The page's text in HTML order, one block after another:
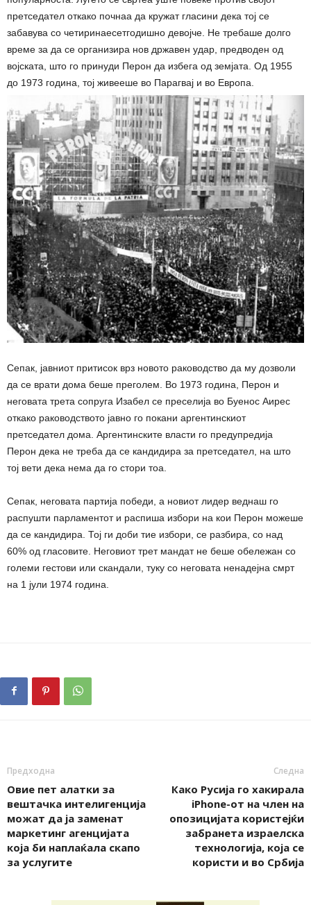
претседател откако почнаа да кружат гласини дека тој се
забавува со четиринаесетгодишно девојче. Не требаше долго
време за да се организира нов државен удар, предводен од
војската, што го принуди Перон да избега од земјата. Од 1955
до 1973 година, тој живееше во Парагвај и во Европа.
Сепак, јавниот притисок врз новото раководство да му дозволи
да се врати дома беше преголем. Во 1973 година, Перон и
неговата трета сопруга Изабел се преселија во Буенос Аирес
откако раководството јавно го покани аргентинскиот
претседател дома. Аргентинските власти го предупредија
Перон дека не треба да се кандидира за претседател, на што
тој вети дека нема да го стори тоа.
Сепак, неговата партија победи, а новиот лидер веднаш го
распушти парламентот и распиша избори на кои Перон можеше
да се кандидира. Тој ги доби тие избори, се разбира, со над
60% од гласовите. Неговиот трет мандат не беше обележан со
големи гестови или скандали, туку со неговата ненадејна смрт
на 1 јули 1974 година.
Предходна
Овие пет алатки за
вештачка интелигенција
можат да ја заменат
маркетинг агенцијата
која би наплаќала скапо
за услугите
Следна
Како Русија го хакирала
iPhone-от на член на
опозицијата користејќи
забранета израелска
технологија, која се
користи и во Србија